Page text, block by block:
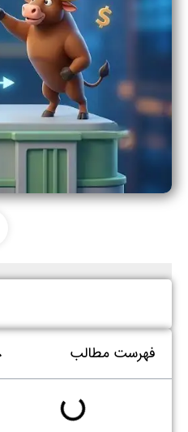
فهرست مطالب